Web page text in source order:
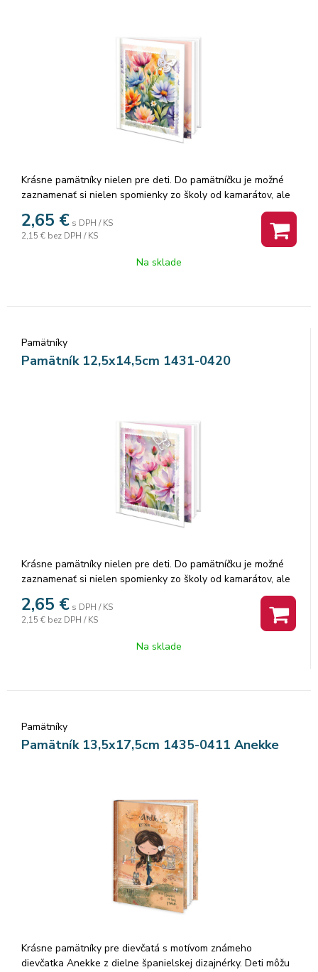
Krásne pamätníky nielen pre deti. Do pamätníčku je možné
zaznamenať si nielen spomienky zo školy od kamarátov, ale
aj z výletov. Ak radi kreslíte, môžete si s pamätníkom sadnúť
za stôl, do prírody alebo do vlaku a dať priestor svojej
fantázii. Menšie deti, nie školou povinné, si môžu vytvárať
obsahuje 48 listov a textilnú záložku. Vnútorné listy
2,65 € s DPH / KS
2,15 € bez DPH / KS
Na sklade
Pamätníky
Pamätník 12,5x14,5cm 1431-0420
Krásne pamätníky nielen pre deti. Do pamätníčku je možné
zaznamenať si nielen spomienky zo školy od kamarátov, ale
aj z výletov. Ak radi kreslíte, môžete si s pamätníkom sadnúť
za stôl, do prírody alebo do vlaku a dať priestor svojej
fantázii. Menšie deti, nie školou povinné, si môžu vytvárať
obsahuje 48 listov a textilnú záložku. Vnútorné listy
2,65 € s DPH / KS
2,15 € bez DPH / KS
Na sklade
Pamätníky
Pamätník 13,5x17,5cm 1435-0411 Anekke
Krásne pamätníky pre dievčatá s motívom známeho
dievčatka Anekke z dielne španielskej dizajnérky. Deti môžu